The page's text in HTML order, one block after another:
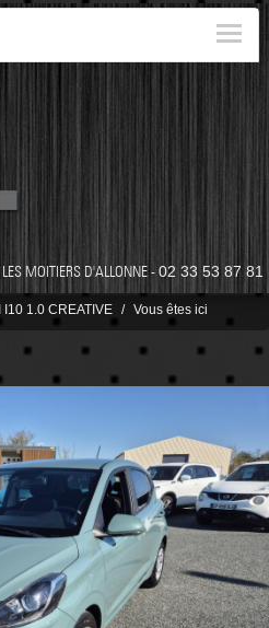
MOITIERS D'ALLONNE -02 33 53 87 81
I10 1.0 CREATIVE Vous êtes ici